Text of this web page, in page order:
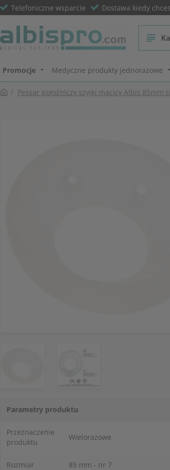
Telefoniczne wsparcie Dostawa kiedy
Promocje Medyczne produkty jednorazowe
Pessar położniczy szyjki macicy Albis 85mm
Parametry produktu
Przeznaczenie
produktu
Wielorazowe
Rozmiar 85 mm - nr 7